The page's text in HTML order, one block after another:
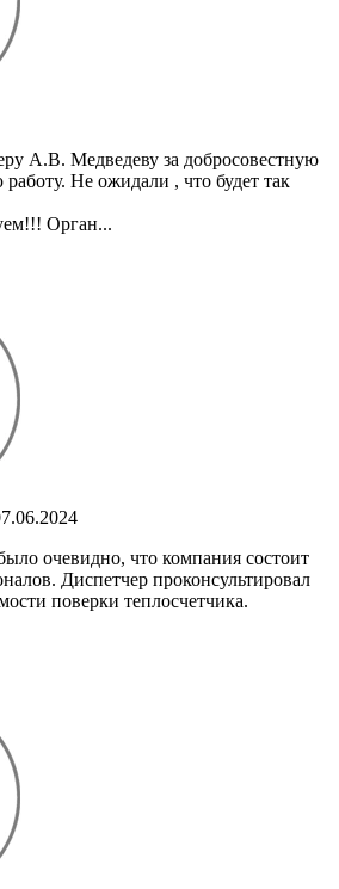
А.В. Медведеву за добросовестную
Не ожидали , что будет так
Орган...
очевидно, что компания состоит
Диспетчер проконсультировал
поверки теплосчетчика.